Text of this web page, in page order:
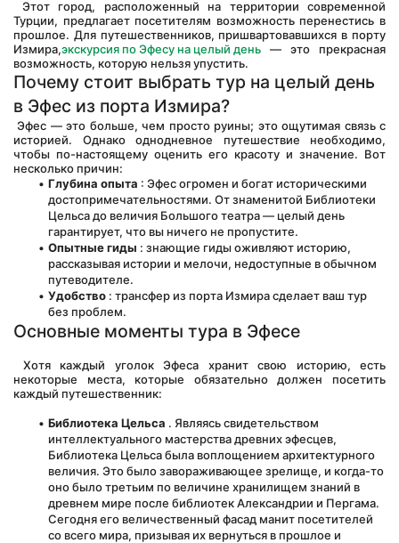
Турции, предлагает посетителям возможность перенестись в
прошлое. Для путешественников, пришвартовавшихся в порту
Измира,экскурсия по Эфесу на целый день — это прекрасная
возможность, которую нельзя упустить.
Почему стоит выбрать тур на целый день
в Эфес из порта Измира?
Эфес — это больше, чем просто руины; это ощутимая связь с
историей. Однако однодневное путешествие необходимо,
чтобы по-настоящему оценить его красоту и значение. Вот
несколько причин:
Глубина опыта : Эфес огромен и богат историческими
достопримечательностями. От знаменитой Библиотеки
Цельса до величия Большого театра — целый день
гарантирует, что вы ничего не пропустите.
Опытные гиды : знающие гиды оживляют историю,
рассказывая истории и мелочи, недоступные в обычном
путеводителе.
Удобство : трансфер из порта Измира сделает ваш тур
без проблем.
Основные моменты тура в Эфесе
некоторые места, которые обязательно должен посетить
каждый путешественник:
Библиотека Цельса . Являясь свидетельством
интеллектуального мастерства древних эфесцев,
Библиотека Цельса была воплощением архитектурного
величия. Это было завораживающее зрелище, и когда-то
оно было третьим по величине хранилищем знаний в
древнем мире после библиотек Александрии и Пергама.
Сегодня его величественный фасад манит посетителей
со всего мира, призывая их вернуться в прошлое и